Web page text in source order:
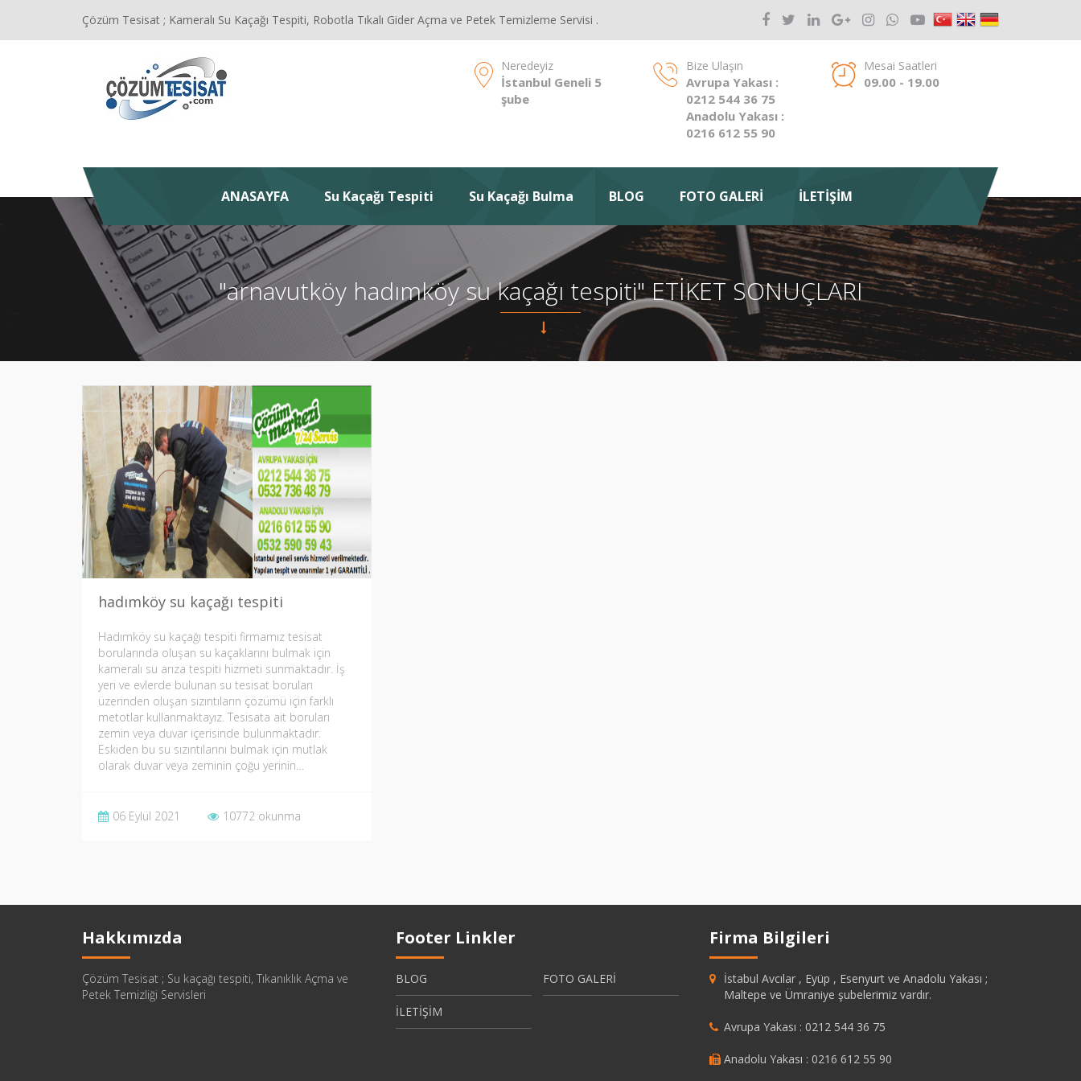
Çözüm Tesisat ; Kameralı Su Kaçağı Tespiti, Robotla Tıkalı Gider Açma ve Petek Temizleme Servisi .
Neredeyiz
İstanbul Geneli 5
şube
Bize Ulaşın
Avrupa Yakası :
0212 544 36 75
Anadolu Yakası :
0216 612 55 90
Mesai Saatleri
09.00 - 19.00
ANASAYFA Su Kaçağı Tespiti Su Kaçağı Bulma BLOG FOTO GALERİ İLETİŞİM
"arnavutköy hadımköy su kaçağı tespiti" ETİKET SONUÇLARI
hadımköy su kaçağı tespiti
Hadımköy su kaçağı tespiti firmamız tesisat
borularında oluşan su kaçaklarını bulmak için
kameralı su arıza tespiti hizmeti sunmaktadır. İş
yeri ve evlerde bulunan su tesisat boruları
üzerinden oluşan sızıntıların çözümü için farklı
metotlar kullanmaktayız. Tesisata ait boruları
zemin veya duvar içerisinde bulunmaktadır.
Eskiden bu su sızıntılarını bulmak için mutlak
olarak duvar veya zeminin çoğu yerinin…
06 Eylül 2021 10772 okunma
Hakkımızda
Çözüm Tesisat ; Su kaçağı tespiti, Tıkanıklık Açma ve
Petek Temizliği Servisleri
Footer Linkler
BLOG FOTO GALERİ
İLETİŞİM
Firma Bilgileri
İstabul Avcılar , Eyüp , Esenyurt ve Anadolu Yakası ;
Maltepe ve Ümraniye şubelerimiz vardır.
Avrupa Yakası : 0212 544 36 75
Anadolu Yakası : 0216 612 55 90